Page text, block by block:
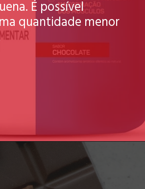
É possível
quantidade menor